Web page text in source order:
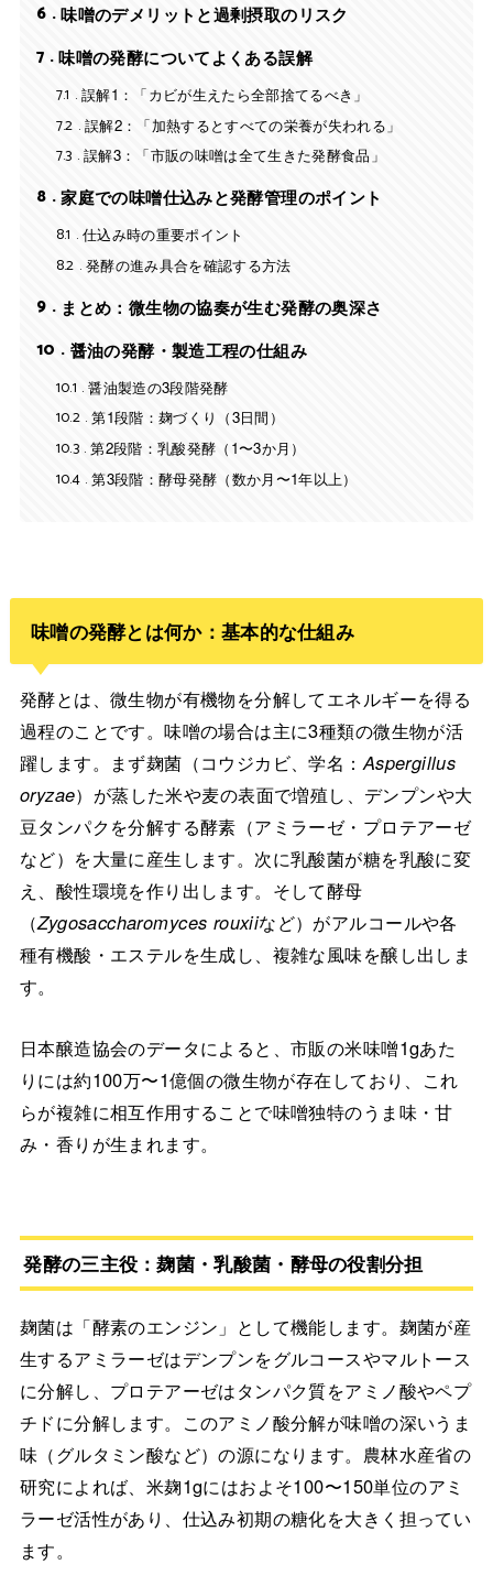
6 味噌のデメリットと過剰摂取のリスク
7
味噌の発酵についてよくある誤解
7.1
誤解1：「カビが生えたら全部捨てるべき」
7.2 誤解2：「加熱するとすべての栄養が失われる」
7.3 誤解3：「市販の味噌は全て生きた発酵食品」
8
家庭での味噌仕込みと発酵管理のポイント
8.1
仕込み時の重要ポイント
8.2 発酵の進み具合を確認する方法
9 まとめ：微生物の協奏が生む発酵の奥深さ
10
醤油の発酵・製造工程の仕組み
10.1
醤油製造の3段階発酵
10.2 第1段階：麹づくり（3日間）
10.3 第2段階：乳酸発酵（1〜3か月）
10.4 第3段階：酵母発酵（数か月〜1年以上）
味噌の発酵とは何か：基本的な仕組み
発酵とは、微生物が有機物を分解してエネルギーを得る
過程のことです。味噌の場合は主に3種類の微生物が活
躍します。まず麹菌（コウジカビ、学名：Aspergillus
oryzae）が蒸した米や麦の表面で増殖し、デンプンや大
豆タンパクを分解する酵素（アミラーゼ・プロテアーゼ
など）を大量に産生します。次に乳酸菌が糖を乳酸に変
え、酸性環境を作り出します。そして酵母
（Zygosaccharomyces rouxiiなど）がアルコールや各
種有機酸・エステルを生成し、複雑な風味を醸し出しま
す。
日本醸造協会のデータによると、市販の米味噌1gあた
りには約100万〜1億個の微生物が存在しており、これ
らが複雑に相互作用することで味噌独特のうま味・甘
み・香りが生まれます。
発酵の三主役：麹菌・乳酸菌・酵母の役割分担
麹菌は「酵素のエンジン」として機能します。麹菌が産
生するアミラーゼはデンプンをグルコースやマルトース
に分解し、プロテアーゼはタンパク質をアミノ酸やペプ
チドに分解します。このアミノ酸分解が味噌の深いうま
味（グルタミン酸など）の源になります。農林水産省の
研究によれば、米麹1gにはおよそ100〜150単位のアミ
ラーゼ活性があり、仕込み初期の糖化を大きく担ってい
ます。